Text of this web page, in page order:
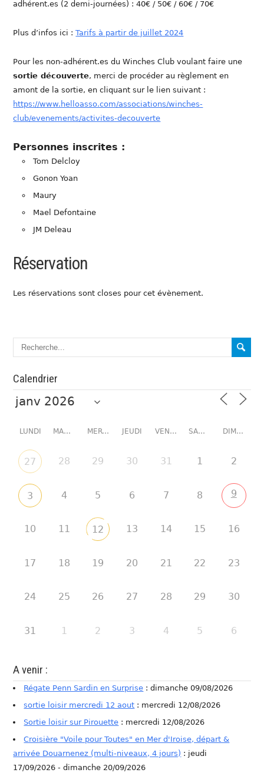
adhérent.es (2 demi-journées) : 40€ / 50€ / 60€ / 70€
Plus d’infos ici :Tarifs à partir de juillet 2024
Pour les non-adhérent.es du Winches Club voulant faire une
sortie découverte, merci de procéder au règlement en
amont de la sortie, en cliquant sur le lien suivant :
https://www.helloasso.com/associations/winches-
club/evenements/activites-decouverte
Personnes inscrites :
Tom Delcloy
Gonon Yoan
Maury
Mael Defontaine
JM Deleau
Réservation
Les réservations sont closes pour cet évènement.
Calendrier
LUNDI MARDI MERCREDI JEUDI VENDREDI SAMEDI DIMANCHE
27 28 29 30 31 1 2
3 4 5 6 7 8 9
10 11 12 13 14 15 16
17 18 19 20 21 22 23
24 25 26 27 28 29 30
31 1 2 3 4 5 6
A venir :
Régate Penn Sardin en Surprise : dimanche 09/08/2026
sortie loisir mercredi 12 aout : mercredi 12/08/2026
Sortie loisir sur Pirouette : mercredi 12/08/2026
Croisière "Voile pour Toutes" en Mer d'Iroise, départ &
arrivée Douarnenez (multi-niveaux, 4 jours) : jeudi
17/09/2026 - dimanche 20/09/2026